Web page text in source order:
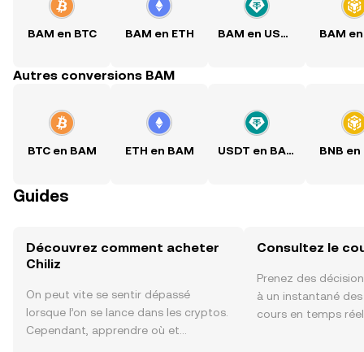
BAM en BTC BAM en ETH BAM en USDT BAM
Autres conversions BAM
BTC en BAM ETH en BAM USDT en BAM BNB en
Guides
Découvrez comment acheter
Chiliz
On peut vite se sentir dépassé
lorsque l’on se lance dans les cryptos.
Cependant, apprendre où et
Consultez le
Prenez des
à un instantané
cours en temps